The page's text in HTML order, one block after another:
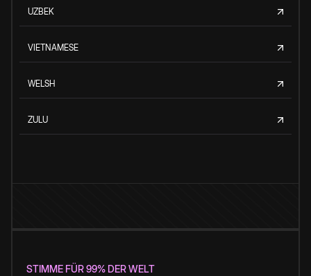
UZBEK
VIETNAMESE
WELSH
ZULU
STIMME FÜR 99% DER WELT